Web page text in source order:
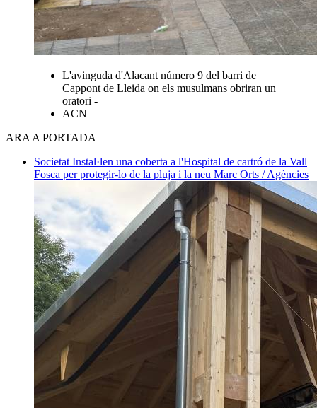
L'avinguda d'Alacant número 9 del barri de
Cappont de Lleida on els musulmans obriran un
oratori -
ACN
ARA A PORTADA
Societat Instal·len una coberta a l'Hospital de cartró de la Vall
Fosca per protegir-lo de la pluja i la neu Marc Orts / Agències